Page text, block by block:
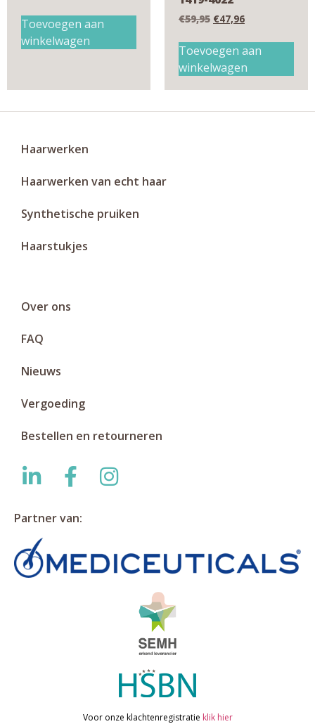
Toevoegen aan
winkelwagen
€59,95 €47,96
Toevoegen aan
winkelwagen
Haarwerken
Haarwerken van echt haar
Synthetische pruiken
Haarstukjes
Over ons
FAQ
Nieuws
Vergoeding
Bestellen en retourneren
Partner van:
Voor onze klachtenregistratie klik hier